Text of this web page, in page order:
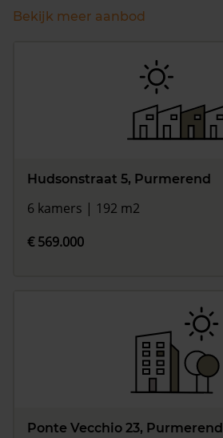
Bekijk meer aanbod
Hudsonstraat 5, Purmerend
6 kamers | 192 m2
€ 569.000
Ponte Vecchio 23, Purmerend